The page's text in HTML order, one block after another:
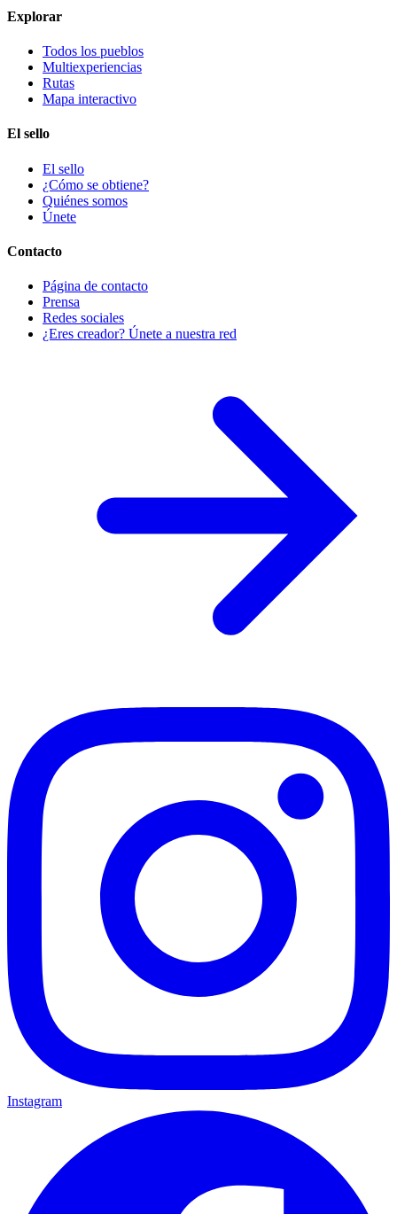
Explorar
Todos los pueblos
Multiexperiencias
Rutas
Mapa interactivo
El sello
El sello
¿Cómo se obtiene?
Quiénes somos
Únete
Contacto
Página de contacto
Prensa
Redes sociales
¿Eres creador? Únete a nuestra red
Instagram